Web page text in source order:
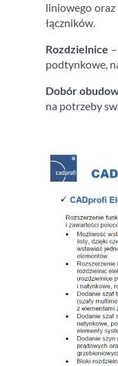
liniowego
łączników.
Rozdzielnice
podtynkowe,
Dobór
na potrzeby